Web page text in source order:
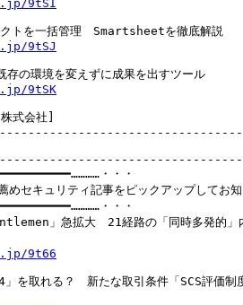
9tSI
9tSJ
9tSK
式会社]
・・・
セキュリティ記事をピックアップしてお
・・・
」急拡大　21経路の「同時多発的」
9t66
を取れる？　新たな取引条件「SCS評価制